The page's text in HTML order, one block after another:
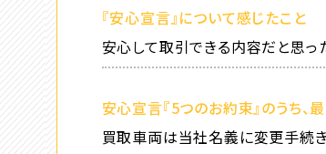
『安心宣言』について感じたこと
安心して取引できる内容だと思っ
安心宣言『5つのお約束』のうち、
買取車両は当社名義に変更手続